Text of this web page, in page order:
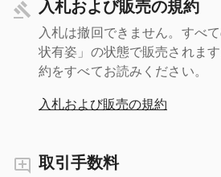
入札および販売の規約
入札は撤回できません。すべ
状有姿」の状態で販売されま
約をすべてお読みください。
入札および販売の規約
取引手数料